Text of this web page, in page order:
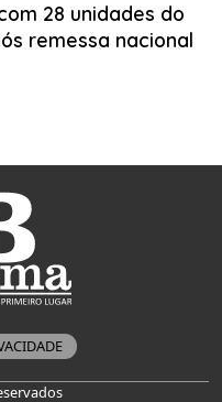
28 unidades do
remessa nacional